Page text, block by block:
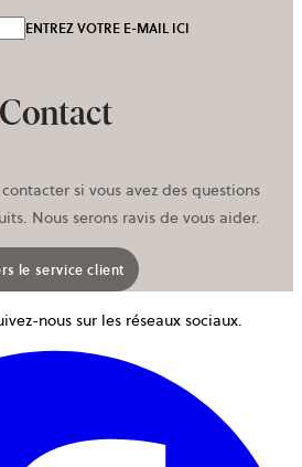
ENTREZ VOTRE E-MAIL ICI
Contact
si vous avez des questions
Nous serons ravis de vous aider.
le service client
nous sur les réseaux sociaux.